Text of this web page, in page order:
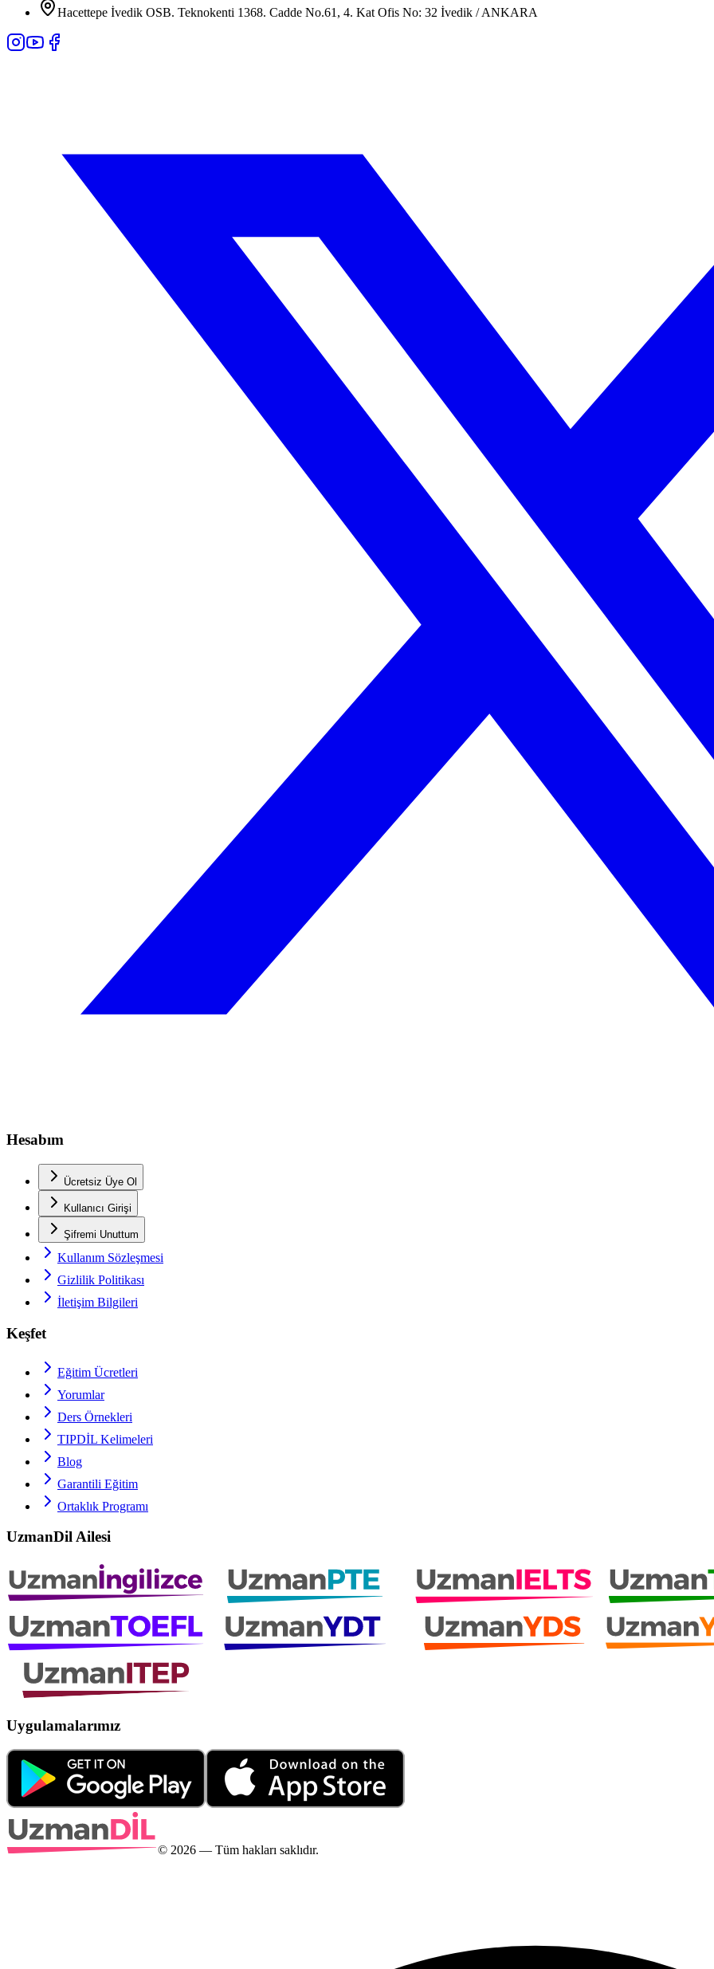
Hacettepe İvedik OSB. Teknokenti 1368. Cadde No.61, 4. Kat Ofis No: 32 İvedik / ANKARA
Hesabım
Ücretsiz Üye Ol
Kullanıcı Girişi
Şifremi Unuttum
Kullanım Sözleşmesi
Gizlilik Politikası
İletişim Bilgileri
Keşfet
Eğitim Ücretleri
Yorumlar
Ders Örnekleri
TIPDİL Kelimeleri
Blog
Garantili Eğitim
Ortaklık Programı
UzmanDil Ailesi
Uygulamalarımız
© 2026 — Tüm hakları saklıdır.